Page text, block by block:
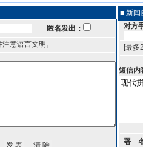
匿名发出：
意语言文明。
■ 新闻
对方
[最多
短信内
署